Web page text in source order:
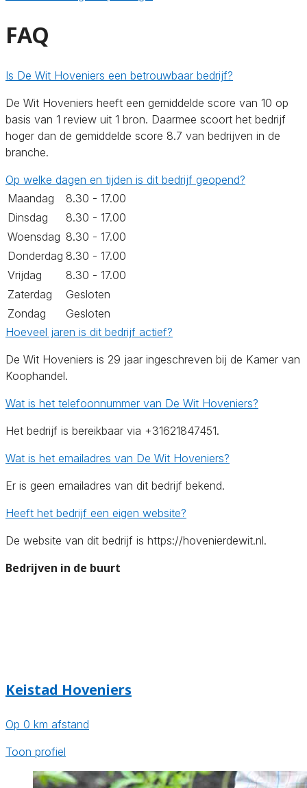
FAQ
Is De Wit Hoveniers een betrouwbaar bedrijf?
De Wit Hoveniers heeft een gemiddelde score van 10 op
basis van 1 review uit 1 bron. Daarmee scoort het bedrijf
hoger dan de gemiddelde score 8.7 van bedrijven in de
branche.
Op welke dagen en tijden is dit bedrijf geopend?
Maandag
8.30 - 17.00
Dinsdag
8.30 - 17.00
Woensdag 8.30 - 17.00
Donderdag 8.30 - 17.00
Vrijdag
8.30 - 17.00
Zaterdag
Gesloten
Zondag
Gesloten
Hoeveel jaren is dit bedrijf actief?
De Wit Hoveniers is 29 jaar ingeschreven bij de Kamer van
Koophandel.
Wat is het telefoonnummer van De Wit Hoveniers?
Het bedrijf is bereikbaar via +31621847451.
Wat is het emailadres van De Wit Hoveniers?
Er is geen emailadres van dit bedrijf bekend.
Heeft het bedrijf een eigen website?
De website van dit bedrijf is https://hovenierdewit.nl.
Bedrijven in de buurt
Keistad Hoveniers
Op 0 km afstand
Toon profiel